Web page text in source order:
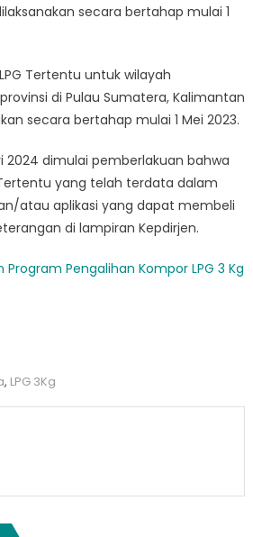
secara bertahap mulai 1
Tertentu untuk wilayah
di Pulau Sumatera, Kalimantan
secara bertahap mulai 1 Mei 2023.
2024 dimulai pemberlakuan bahwa
yang telah terdata dalam
atau aplikasi yang dapat membeli
di lampiran Kepdirjen.
Program Pengalihan Kompor LPG 3 Kg
, LPG 3Kg